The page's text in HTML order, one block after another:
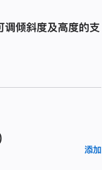
倾斜度及高度的支
添加